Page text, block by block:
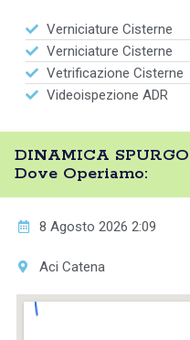
Verniciature Cisterne
Verniciature Cisterne
Vetrificazione Cisterne
Videoispezione ADR
DINAMICA
Dove Operiamo:
8 Agosto 2026 2:09
Aci Catena